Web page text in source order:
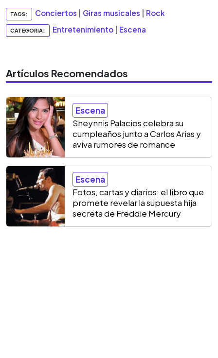
TAGS: Conciertos Giras musicales Rock
CATEGORIA: Entretenimiento Escena
Artículos Recomendados
Escena
Sheynnis Palacios celebra su
cumpleaños junto a Carlos Arias y
aviva rumores de romance
Escena
Fotos, cartas y diarios: el libro que
promete revelar la supuesta hija
secreta de Freddie Mercury